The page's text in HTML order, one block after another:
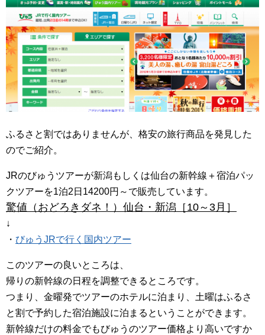
ふるさと割ではありませんが、格安の旅行商品を発見した
のでご紹介。
JRのびゅうツアーが新潟もしくは仙台の新幹線＋宿泊パッ
クツアーを1泊2日14200円～で販売しています。
驚値（おどろきダネ！）仙台・新潟［10～3月］
↓
・ びゅうJRで行く国内ツアー
このツアーの良いところは、
帰りの新幹線の日程を調整できるところです。
つまり、金曜発でツアーのホテルに泊まり、土曜はふるさ
と割で予約した宿泊施設に泊まるということができます。
新幹線だけの料金でもびゅうのツアー価格より高いですか